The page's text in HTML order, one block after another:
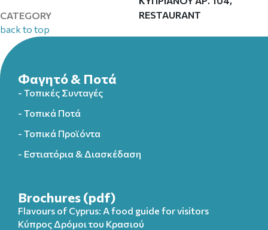
CATEGORY
RESTAURANT
back to top
Φαγητό & Ποτά
- Τοπικές Συνταγές
- Τοπικά Ποτά
- Τοπικά Προϊόντα
- Εστιατόρια & Διασκέδαση
Brochures (pdf)
Flavours of Cyprus: A food guide for visitors
Κύπρος Δρόμοι του Κρασιού